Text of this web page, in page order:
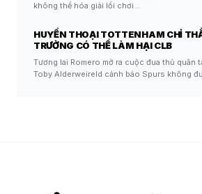
không thể hóa giải lối chơi…
HUYỀN THOẠI TOTTENHAM CHỈ
TRƯỞNG CÓ THỂ LÀM HẠI CLB
Tương lai Romero mở ra cuộc đua thủ quân
Toby Alderweireld cảnh báo Spurs không